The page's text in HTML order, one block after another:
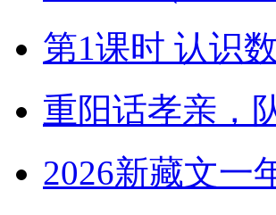
第1课时 认识
重阳话孝亲，
2026新藏文一